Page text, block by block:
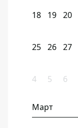
18 19 20
25 26 27
4 5 6
Март